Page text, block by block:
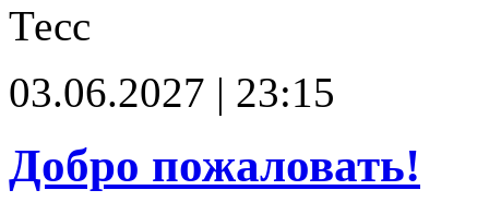
Тесс
03.06.2027 | 23:15
Добро пожаловать!